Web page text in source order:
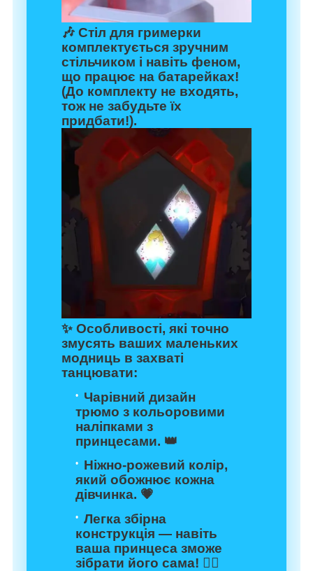
🎶 Стіл для гримерки
комплектується зручним
стільчиком і навіть феном,
що працює на батарейках!
(До комплекту не входять,
тож не забудьте їх
придбати!).
✨ Особливості, які точно
змусять ваших маленьких
модниць в захваті
танцювати:
Чарівний дизайн
трюмо з кольоровими
наліпками з
принцесами. 👑
Ніжно-рожевий колір,
який обожнює кожна
дівчинка. 💗
Легка збірна
конструкція — навіть
ваша принцеса зможе
зібрати його сама! 🧚‍♀️